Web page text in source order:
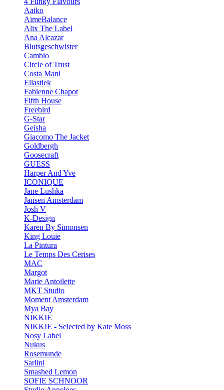
Aaiko
AimeBalance
Alix The Label
Ana Alcazar
Blutsgeschwister
Cambio
Circle of Trust
Costa Mani
Ellastiek
Fabienne Chapot
Fifth House
Freebird
G-Star
Geisha
Giacomo The Jacket
Goldbergh
Goosecraft
GUESS
Harper And Yve
ICONIQUE
Jane Lushka
Jansen Amsterdam
Josh V
K-Design
Karen By Simonsen
King Louie
La Pintura
Le Temps Des Cerises
MAC
Margot
Marie Antoilette
MKT Studio
Moment Amsterdam
Mya Bay
NIKKIE
NIKKIE - Selected by Kate Moss
Nosy Label
Nukus
Rosemunde
Sarlini
Smashed Lemon
SOFIE SCHNOOR